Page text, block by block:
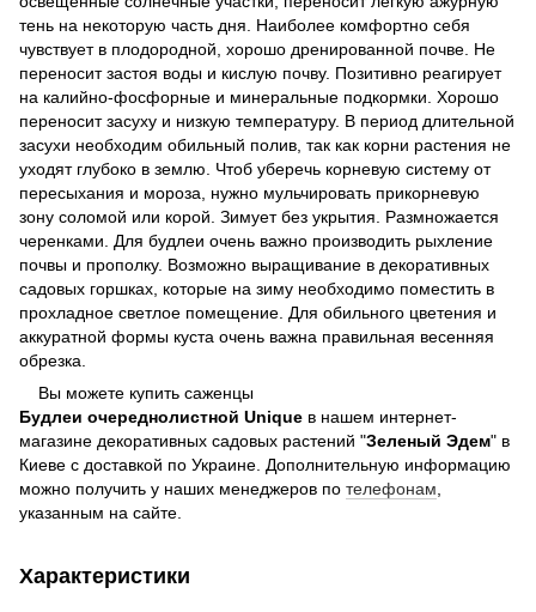
тень на некоторую часть дня. Наиболее комфортно себя
чувствует в плодородной, хорошо дренированной почве. Не
переносит застоя воды и кислую почву. Позитивно реагирует
на калийно-фосфорные и минеральные подкормки. Хорошо
переносит засуху и низкую температуру. В период длительной
засухи необходим обильный полив, так как корни растения не
уходят глубоко в землю. Чтоб уберечь корневую систему от
пересыхания и мороза, нужно мульчировать прикорневую
зону соломой или корой. Зимует без укрытия. Размножается
черенками. Для будлеи очень важно производить рыхление
почвы и прополку. Возможно выращивание в декоративных
садовых горшках, которые на зиму необходимо поместить в
прохладное светлое помещение. Для обильного цветения и
аккуратной формы куста очень важна правильная весенняя
обрезка.
Вы можете купить саженцы
Будлеи очереднолистной Unique в нашем интернет-
магазине декоративных садовых растений "Зеленый Эдем" в
Киеве с доставкой по Украине. Дополнительную информацию
можно получить у наших менеджеров по телефонам
указанным на сайте.
Характеристики